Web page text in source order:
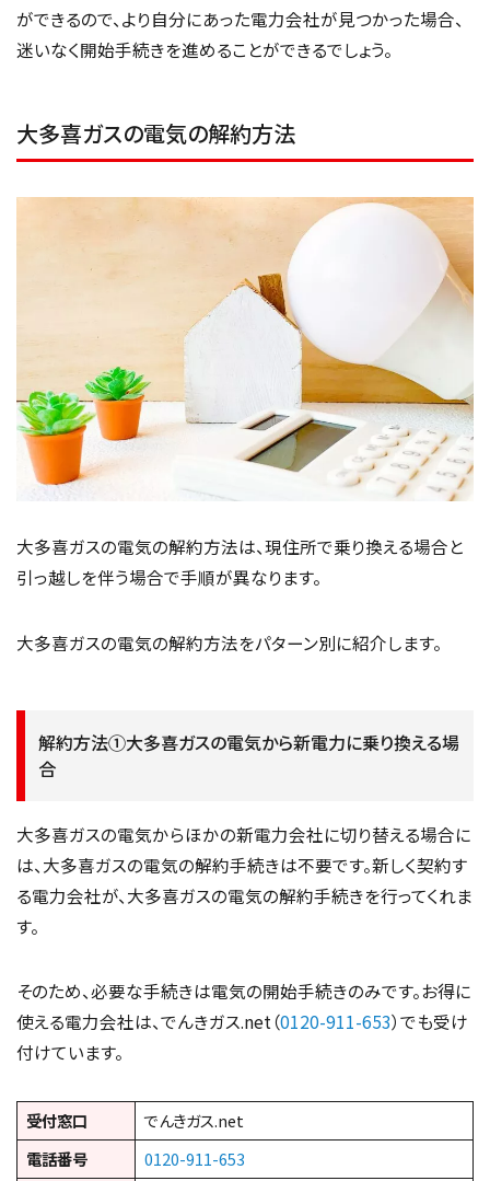
ができるので、より自分にあった電力会社が見つかった場合、
迷いなく開始手続きを進めることができるでしょう。
大多喜ガスの電気の解約方法
大多喜ガスの電気の解約方法は、現住所で乗り換える場合と
引っ越しを伴う場合で手順が異なります。
大多喜ガスの電気の解約方法をパターン別に紹介します。
解約方法①大多喜ガスの電気から新電力に乗り換える場
合
大多喜ガスの電気からほかの新電力会社に切り替える場合に
は、大多喜ガスの電気の解約手続きは不要です。新しく契約す
る電力会社が、大多喜ガスの電気の解約手続きを行ってくれま
す。
そのため、必要な手続きは電気の開始手続きのみです。お得に
使える電力会社は、でんきガス.net（0120-911-653）でも受け
付けています。
受付窓口
でんきガス.net
電話番号
0120-911-653